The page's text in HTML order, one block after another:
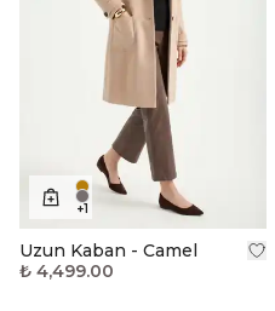
+1
Uzun Kaban - Camel
₺ 4,499.00